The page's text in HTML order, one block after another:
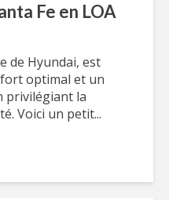
Fe en LOA
de Hyundai, est
optimal et un
privilégiant la
Voici un petit...